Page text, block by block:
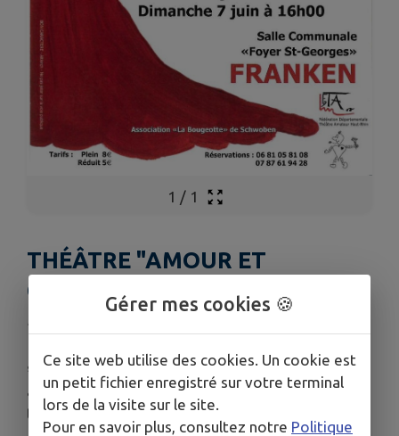
1 / 1
THÉÂTRE "AMOUR ET
CHEVROTINES"
Publié le vendredi 22 mai 2026 - Franken
🎭Le groupe “Paradis Plus”
a le plaisir de vous présenter sa nouvelle pièce de
théâtre
Gérer mes cookies 🍪
Ce site web utilise des cookies. Un cookie est
un petit fichier enregistré sur votre terminal
lors de la visite sur le site.
Pour en savoir plus, consultez notre Politique